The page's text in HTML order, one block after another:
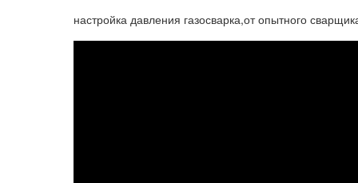
настройка давления газосварка,от опытного